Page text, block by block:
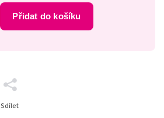
Přidat do košíku
Sdílet